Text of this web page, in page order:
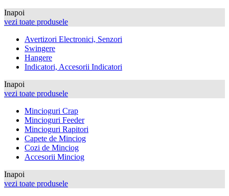
Inapoi
vezi toate produsele
Avertizori Electronici, Senzori
Swingere
Hangere
Indicatori, Accesorii Indicatori
Inapoi
vezi toate produsele
Mincioguri Crap
Mincioguri Feeder
Mincioguri Rapitori
Capete de Minciog
Cozi de Minciog
Accesorii Minciog
Inapoi
vezi toate produsele